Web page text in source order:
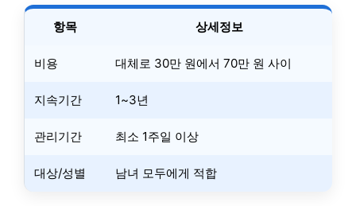
항목 상세정보
비용 대체로 30만 원에서 70만 원 사이
지속기간 1~3년
관리기간 최소 1주일 이상
대상/성별 남녀 모두에게 적합